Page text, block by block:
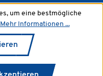
um eine bestmögliche
Mehr Informationen ...